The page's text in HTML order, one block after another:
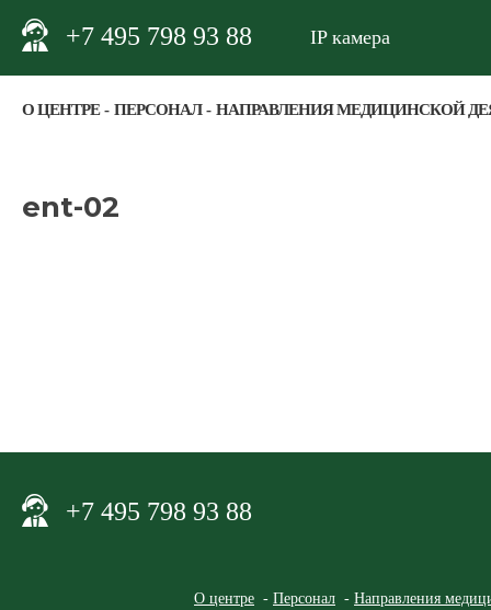
+7 495 798 93 88 IP камера
О ЦЕНТРЕ ПЕРСОНАЛ НАПРАВЛЕНИЯ МЕДИЦИНСКОЙ
ent-02
+7 495 798 93 88
О центре Персонал Направления